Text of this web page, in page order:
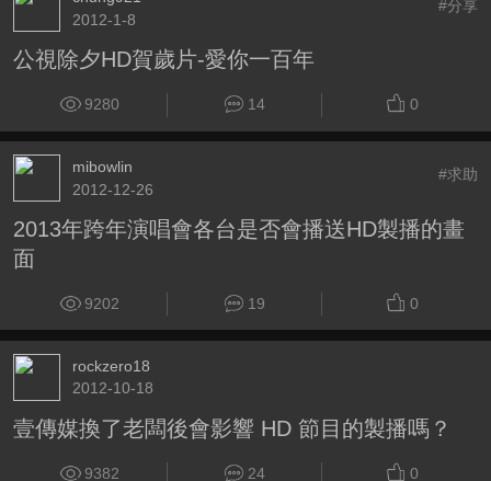
2012-1-8
#分享
公視除夕HD賀歲片-愛你一百年
9280 14 0
mibowlin
2012-12-26
#求助
2013年跨年演唱會各台是否會播送HD製播的畫
面
9202 19 0
rockzero18
2012-10-18
壹傳媒換了老闆後會影響 HD 節目的製播嗎？
9382 24 0